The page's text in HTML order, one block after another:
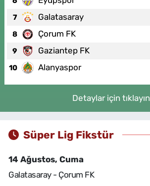
7 Galatasaray
8 Çorum FK
9 Gaziantep FK
10 Alanyaspor
Detaylar için tıklayın
Süper Lig Fikstür
14 Ağustos, Cuma
Galatasaray - Çorum FK